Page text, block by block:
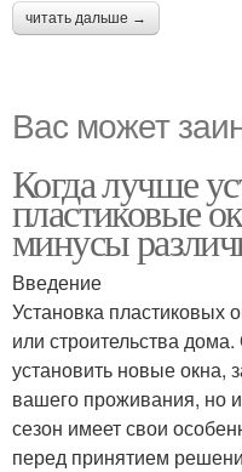
читать дальше →
Вас может
Когда лучше
пластиковые
минусы
Введение
Установка пластиковых
или строительства
установить новые окна,
вашего проживания, но
сезон имеет свои
перед принятием